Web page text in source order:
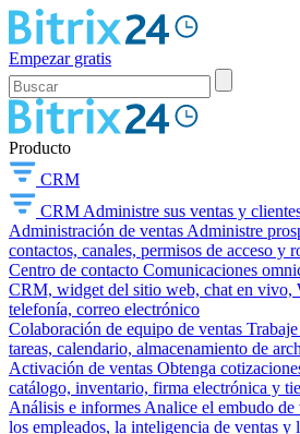
Empezar gratis
Producto
CRM
CRM Administre sus ventas y
Administración de ventas Administre
contactos, canales, permisos de acceso y
Centro de contacto Comunicaciones
CRM, widget del sitio web, chat en vivo,
telefonía, correo electrónico
Colaboración de equipo de ventas
tareas, calendario, almacenamiento de
Activación de ventas Obtenga
catálogo, inventario, firma electrónica y
Análisis e informes Analice el embudo de
los empleados, la inteligencia de ventas y